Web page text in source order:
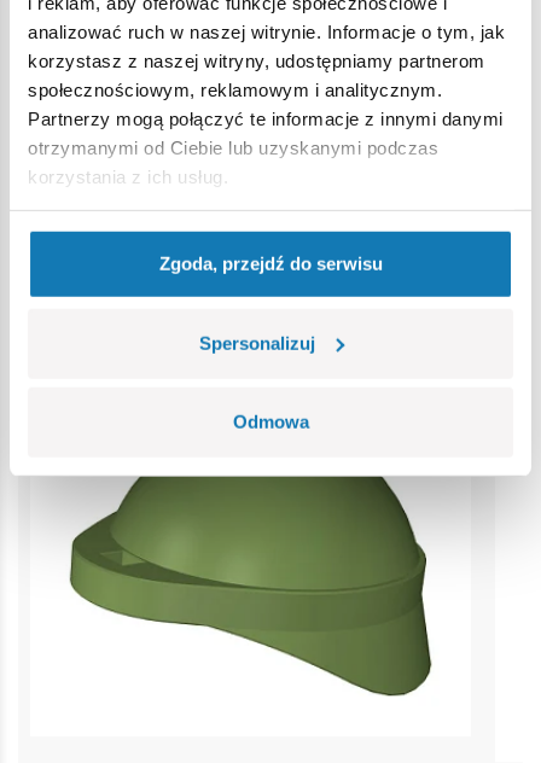
analizować ruch w naszej witrynie. Informacje o tym, jak
korzystasz z naszej witryny, udostępniamy partnerom
społecznościowym, reklamowym i analitycznym.
Partnerzy mogą połączyć te informacje z innymi danymi
otrzymanymi od Ciebie lub uzyskanymi podczas
korzystania z ich usług.
Zgoda, przejdź do serwisu
Spersonalizuj
Odmowa
Nieodpowiednie dla dzieci w wieku poniżej 3 lat. Zawiera
małe części, które mogą zostać połknięte lub wchłonięte
(ryzyko zadławienia). Zalecamy zachowanie opakowania w
celach informacyjnych. Zachowuje się prawo do zmiany
kolorów i szczegółów technicznych.
Bestsellery w kategorii